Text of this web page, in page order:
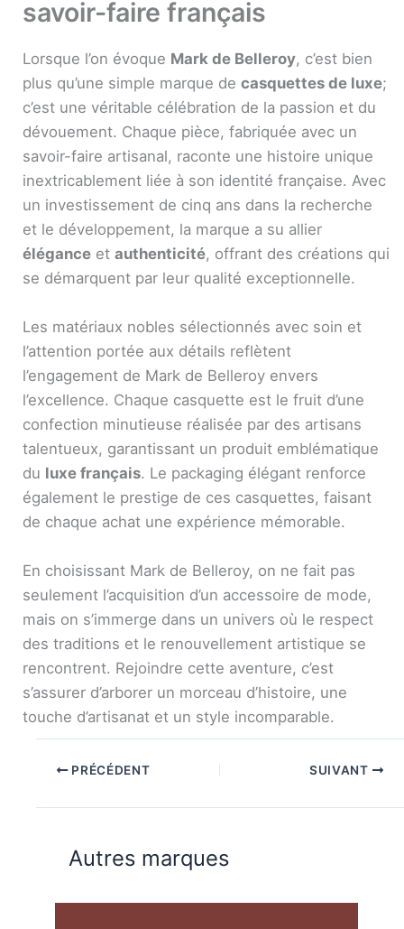
savoir-faire français
Lorsque l’on évoque Mark de Belleroy, c’est bien
plus qu’une simple marque de casquettes de luxe;
c’est une véritable célébration de la passion et du
dévouement. Chaque pièce, fabriquée avec un
savoir-faire artisanal, raconte une histoire unique
inextricablement liée à son identité française. Avec
un investissement de cinq ans dans la recherche
et le développement, la marque a su allier
élégance et authenticité, offrant des créations qui
se démarquent par leur qualité exceptionnelle.
Les matériaux nobles sélectionnés avec soin et
l’attention portée aux détails reflètent
l’engagement de Mark de Belleroy envers
l’excellence. Chaque casquette est le fruit d’une
confection minutieuse réalisée par des artisans
talentueux, garantissant un produit emblématique
du luxe français. Le packaging élégant renforce
également le prestige de ces casquettes, faisant
de chaque achat une expérience mémorable.
En choisissant Mark de Belleroy, on ne fait pas
seulement l’acquisition d’un accessoire de mode,
mais on s’immerge dans un univers où le respect
des traditions et le renouvellement artistique se
rencontrent. Rejoindre cette aventure, c’est
s’assurer d’arborer un morceau d’histoire, une
touche d’artisanat et un style incomparable.
PRÉCÉDENT SUIVANT
Autres marques